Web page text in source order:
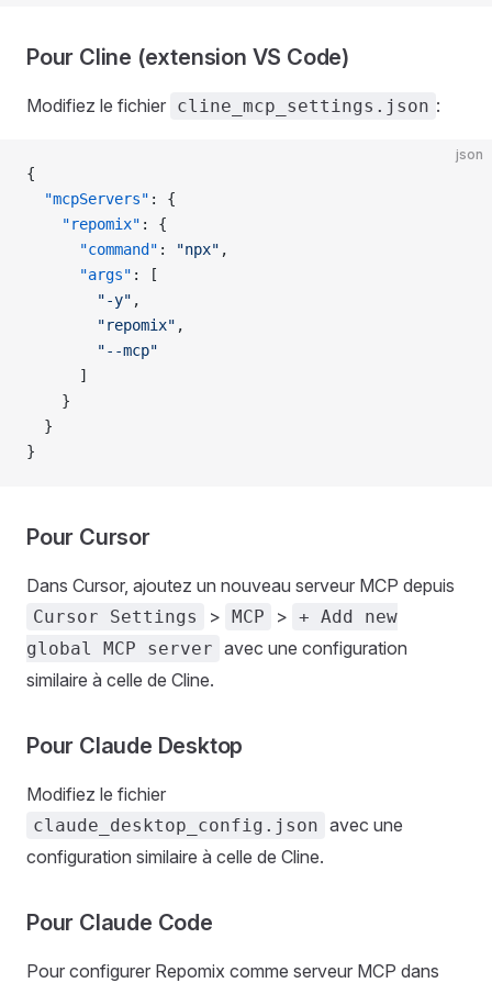
Pour Cline (extension VS Code)
Modifiez le fichier cline_mcp_settings.json :
json
{
  "mcpServers"
: {
    "repomix"
: {
      "command"
: "npx" ,
      "args"
: [
        "-y"
,
        "repomix"
,
        "--mcp"
      ]
    }
  }
}
Pour Cursor
Dans Cursor, ajoutez un nouveau serveur MCP depuis
Cursor Settings > MCP > + Add new
global MCP server avec une configuration
similaire à celle de Cline.
Pour Claude Desktop
Modifiez le fichier
claude_desktop_config.json avec une
configuration similaire à celle de Cline.
Pour Claude Code
Pour configurer Repomix comme serveur MCP dans